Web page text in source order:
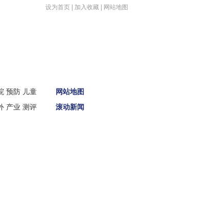
设为首页 加入收藏 网站地图
预防 儿童
产业 测评
网站地图
滚动新闻